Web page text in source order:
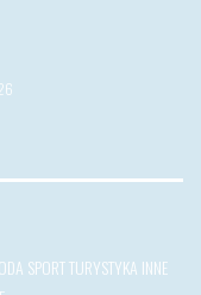
SPORTTURYSTYKA INNE